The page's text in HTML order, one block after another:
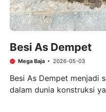
Besi As Dempet
Mega Baja 2026-05-03
Besi As Dempet menjadi
dalam dunia konstruksi